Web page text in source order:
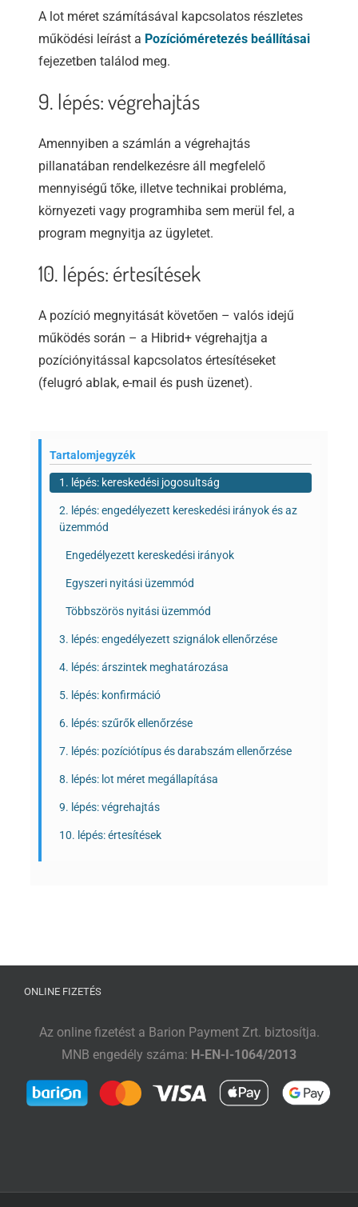
A lot méret számításával kapcsolatos részletes
működési leírást a Pozícióméretezés beállításai
fejezetben találod meg.
9. lépés: végrehajtás
Amennyiben a számlán a végrehajtás
pillanatában rendelkezésre áll megfelelő
mennyiségű tőke, illetve technikai probléma,
környezeti vagy programhiba sem merül fel, a
program megnyitja az ügyletet.
10. lépés: értesítések
A pozíció megnyitását követően – valós idejű
működés során – a Hibrid+ végrehajtja a
pozíciónyitással kapcsolatos értesítéseket
(felugró ablak, e-mail és push üzenet).
Tartalomjegyzék
1. lépés: kereskedési jogosultság
2. lépés: engedélyezett kereskedési irányok és az
üzemmód
Engedélyezett kereskedési irányok
Egyszeri nyitási üzemmód
Többszörös nyitási üzemmód
3. lépés: engedélyezett szignálok ellenőrzése
4. lépés: árszintek meghatározása
5. lépés: konfirmáció
6. lépés: szűrők ellenőrzése
7. lépés: pozíciótípus és darabszám ellenőrzése
8. lépés: lot méret megállapítása
9. lépés: végrehajtás
10. lépés: értesítések
ONLINE FIZETÉS
Az online fizetést a Barion Payment Zrt. biztosítja.
MNB engedély száma: H-EN-I-1064/2013